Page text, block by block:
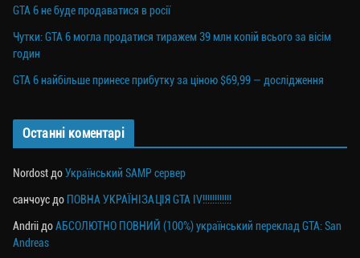
GTA 6 не буде продаватися в росії
Чутки: GTA 6 могла продатися тиражем 39 млн копій всього за вісім
годин
GTA 6 найбільше принесе прибутку за ціною $69,99 — дослідження
Останні коментарі
Nordost доУкраїнський SAMP сервер
санчоус до ПОВНА УКРАЇНІЗАЦІЯ GTA IV!!!!!!!!!!!!
Andrii доАБСОЛЮТНО ПОВНИЙ (100%) український переклад GTA: San
Andreas